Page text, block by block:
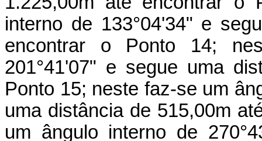
interno de 133°04'34" e
encontrar o Ponto 14;
201°41'07" e segue uma
Ponto 15; neste faz-se um
uma distância de 515,00m
um ângulo interno de